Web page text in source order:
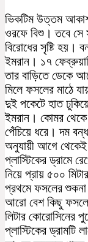
ভিকটিম উত্তম
ওরফে বিশু। তবে সে
বিরোধের সৃষ্টি
ইমরান। ১৭
তার বাড়িতে ডেকে
মিলে ফসলের মাঠে
দুই পকেটে হাত
ইমরান। কোমর থেকে
পেঁচিয়ে ধরে। দম
অনুযায়ী আগে থেকেই
প্লাস্টিকের ড্রামে
নিয়ে প্রায় ৫০০
প্রথমে ফসলের শুকনা
আরো বেশ কিছু
লিটার কোরোসিনের
প্লাস্টিকের ড্রামটি